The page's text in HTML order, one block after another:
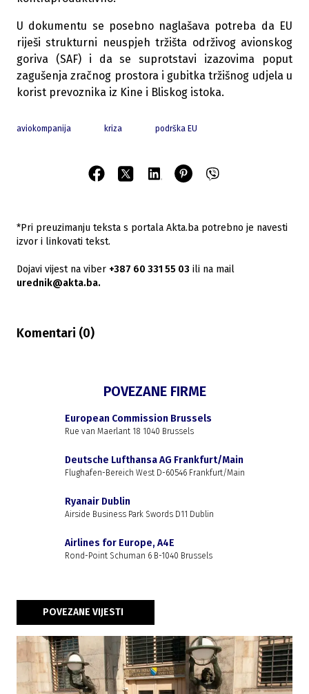
U dokumentu se posebno naglašava potreba da EU
riješi strukturni neuspjeh tržišta održivog avionskog
goriva (SAF) i da se suprotstavi izazovima poput
zagušenja zračnog prostora i gubitka tržišnog udjela u
korist prevoznika iz Kine i Bliskog istoka.
aviokompanija kriza podrška EU
*Pri preuzimanju teksta s portala Akta.ba potrebno je navesti
izvor i linkovati tekst.
Dojavi vijest na viber +387 60 331 55 03 ili na mail
urednik@akta.ba.
Komentari (0)
POVEZANE FIRME
European Commission Brussels
Rue van Maerlant 18 1040 Brussels
Deutsche Lufthansa AG Frankfurt/Main
Flughafen-Bereich West D-60546 Frankfurt/Main
Ryanair Dublin
Airside Business Park Swords D11 Dublin
Airlines for Europe, A4E
Rond-Point Schuman 6 B-1040 Brussels
POVEZANE VIJESTI